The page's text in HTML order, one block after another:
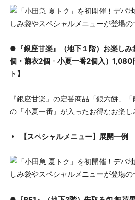
●『銀座甘楽』（地下１階）お楽し
個・繭衣2個・小夏一番2個入）1,080
ト】
『銀座甘楽』の定番商品「銀六餅」
の「小夏一番」が入ったお得なお楽し
【スペシャルメニュー】展開一例